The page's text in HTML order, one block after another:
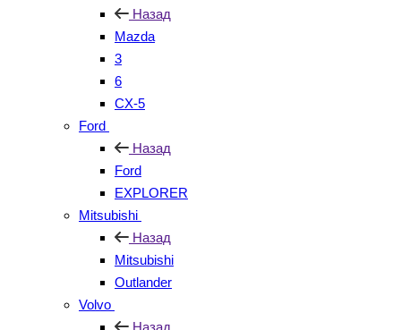
Назад
Mazda
3
6
CX-5
Ford
Назад
Ford
EXPLORER
Mitsubishi
Назад
Mitsubishi
Outlander
Volvo
Назад